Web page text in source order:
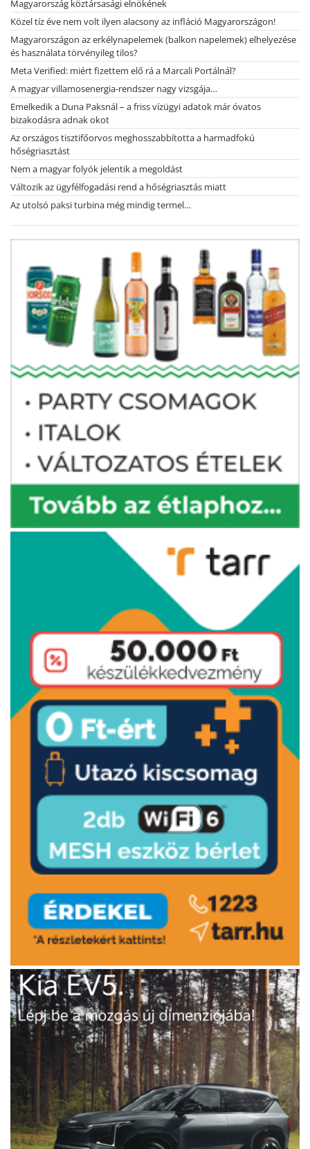
Magyarország köztársasági elnökének
Közel tíz éve nem volt ilyen alacsony az infláció Magyarországon!
Magyarországon az erkélynapelemek (balkon napelemek) elhelyezése
és használata törvényileg tilos?
Meta Verified: miért fizettem elő rá a Marcali Portálnál?
A magyar villamosenergia-rendszer nagy vizsgája…
Emelkedik a Duna Paksnál – a friss vízügyi adatok már óvatos
bizakodásra adnak okot
Az országos tisztifőorvos meghosszabbította a harmadfokú
hőségriasztást
Nem a magyar folyók jelentik a megoldást
Változik az ügyfélfogadási rend a hőségriasztás miatt
Az utolsó paksi turbina még mindig termel…